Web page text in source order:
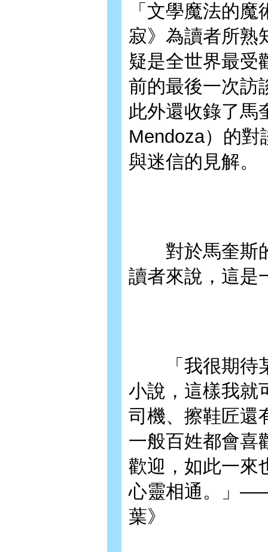
「文學魔法的
寂》為讀者所熟
疑是全世界最受
前的最後一次訪
此外還收錄了馬
Mendoza）的
與迷信的見解。
對於馬奎斯的
讀者來說，這是
「我很期待某
小說，這樣我就
司機、擦鞋匠
一般百姓都會
歡迎，如此一來
心靈相通。」
葉》